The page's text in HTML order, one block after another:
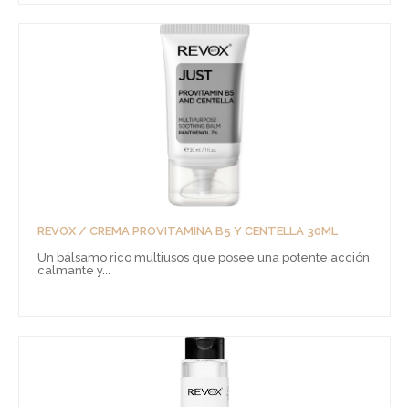
REVOX / CREMA PROVITAMINA B5 Y CENTELLA 30ML
Un bálsamo rico multiusos que posee una potente acción
calmante y...